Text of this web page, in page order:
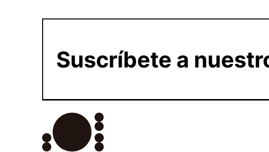
Suscríbete a